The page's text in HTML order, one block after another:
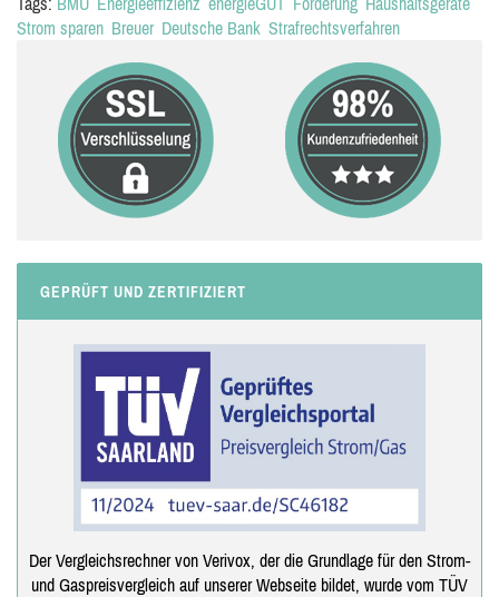
Strom sparen Breuer Deutsche Bank Strafrechtsverfahren
GEPRÜFT UND ZERTIFIZIERT
Der Vergleichsrechner von Verivox, der die Grundlage für den Strom-
und Gaspreisvergleich auf unserer Webseite bildet, wurde vom TÜV